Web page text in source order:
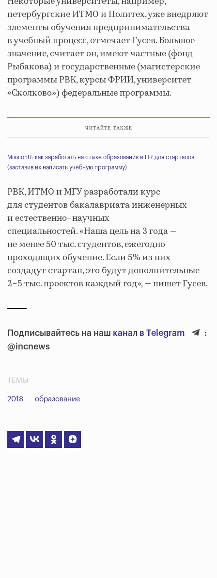
петербургские ИТМО и Политех, уже внедряют
элементы обучения предпринимательства
в учебный процесс, отмечает Гусев. Большое
значение, считает он, имеют частные (фонд
Рыбакова) и государственные (магистерские
программы РВК, курсы ФРИИ, университет
«Сколково») федеральные программы.
ЧИТАЙТЕ ТАКЖЕ
MissionU: как заработать на стыке образования и HR для стартапов
(заставив их написать учебную программу)
РВК, ИТМО и МГУ разработали курс
для студентов бакалавриата инженерных
и естественно–научных
специальностей. «Наша цель на 3 года —
не менее 50 тыс. студентов, ежегодно
проходящих обучение. Если 5% из них
создадут стартап, это будут дополнительные
2–5 тыс. проектов каждый год», — пишет Гусев.
Подписывайтесь на наш канал в Telegram
:
@incnews
ТЕМЫ
2018 образование